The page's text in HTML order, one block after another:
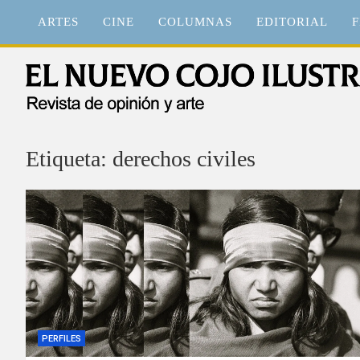
contenido
ARTES CINE COLUMNAS EDITORIAL
Etiqueta: derechos civiles
PERFILES